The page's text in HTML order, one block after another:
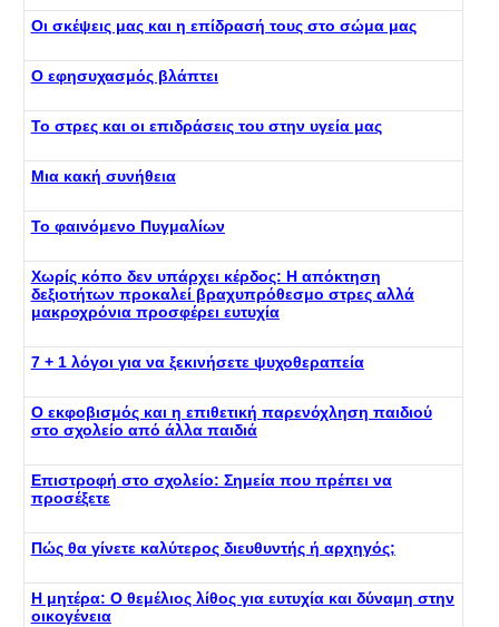
Οι σκέψεις μας και η επίδρασή τους στο σώμα μας
Ο εφησυχασμός βλάπτει
Το στρες και οι επιδράσεις του στην υγεία μας
Μια κακή συνήθεια
Το φαινόμενο Πυγμαλίων
Χωρίς κόπο δεν υπάρχει κέρδος: Η απόκτηση
δεξιοτήτων προκαλεί βραχυπρόθεσμο στρες αλλά
μακροχρόνια προσφέρει ευτυχία
7 + 1 λόγοι για να ξεκινήσετε ψυχοθεραπεία
Ο εκφοβισμός και η επιθετική παρενόχληση παιδιού
στο σχολείο από άλλα παιδιά
Επιστροφή στο σχολείο: Σημεία που πρέπει να
προσέξετε
Πώς θα γίνετε καλύτερος διευθυντής ή αρχηγός;
Η μητέρα: Ο θεμέλιος λίθος για ευτυχία και δύναμη στην
οικογένεια